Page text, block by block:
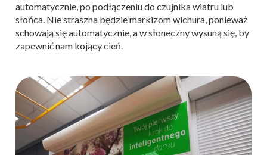
automatycznie, po podłączeniu do czujnika wiatru lub
słońca. Nie straszna będzie markizom wichura, ponieważ
schowają się automatycznie, a w słoneczny wysuną się, by
zapewnić nam kojący cień.